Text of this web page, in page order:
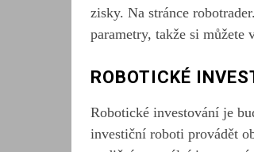
zisky. Na stránce
parametry, takže si
ROBOTICKÉ
Robotické investování je
investiční roboti provádět